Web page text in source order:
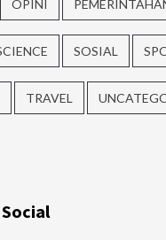
OPINI
SOSIAL
TRAVEL